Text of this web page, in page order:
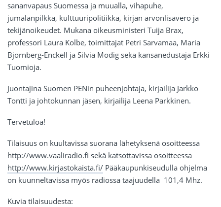
sananvapaus Suomessa ja muualla, vihapuhe,
jumalanpilkka, kulttuuripolitiikka, kirjan arvonlisävero ja
tekijänoikeudet. Mukana oikeusministeri Tuija Brax,
professori Laura Kolbe, toimittajat Petri Sarvamaa, Maria
Björnberg-Enckell ja Silvia Modig sekä kansanedustaja Erkki
Tuomioja.
Juontajina Suomen PENin puheenjohtaja, kirjailija Jarkko
Tontti ja johtokunnan jäsen, kirjailija Leena Parkkinen.
Tervetuloa!
Tilaisuus on kuultavissa suorana lähetyksenä osoitteessa
http://www.vaaliradio.fi sekä katsottavissa osoitteessa
http://www.kirjastokaista.fi/ Pääkaupunkiseudulla ohjelma
on kuunneltavissa myös radiossa taajuudella 101,4 Mhz.
Kuvia tilaisuudesta: